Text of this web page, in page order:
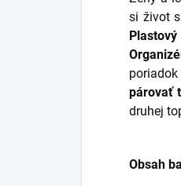
si život
párovať
druhej
Obsah